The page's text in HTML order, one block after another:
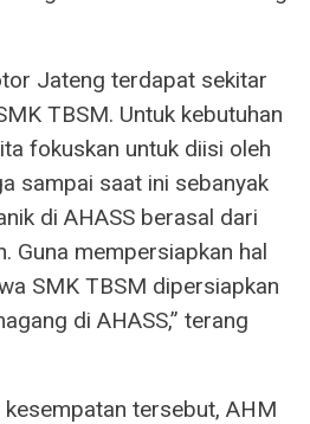
Jateng terdapat sekitar
TBSM. Untuk kebutuhan
fokuskan untuk diisi oleh
sampai saat ini sebanyak
di AHASS berasal dari
Guna mempersiapkan hal
SMK TBSM dipersiapkan
di AHASS,” terang
tersebut, AHM